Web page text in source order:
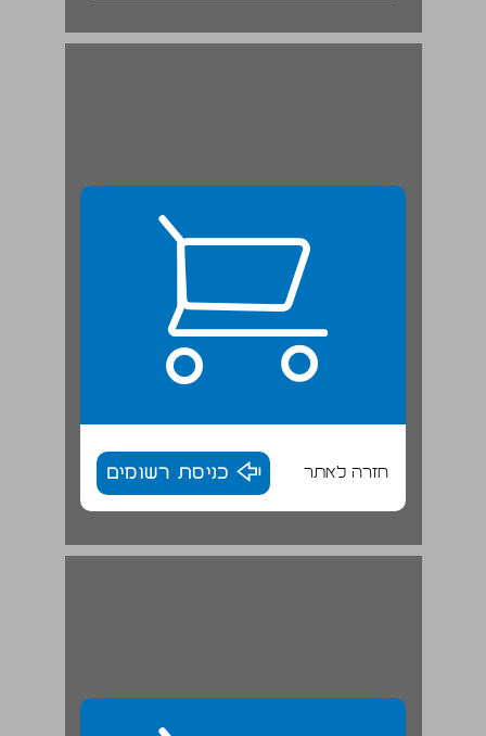
סביבת בית-שערים: יישובים ודרכים ... 29
חזרה לאתר כניסת רשומים